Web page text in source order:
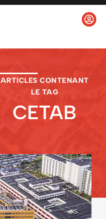
ARTICLES CONTENANT
LE TAG
CETAB